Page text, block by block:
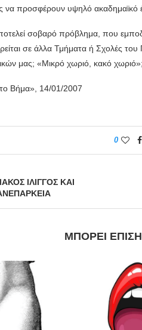
να προσφέρουν υψηλό ακαδημαϊκό
σοβαρό πρόβλημα, που
σε άλλα Τμήματα ή Σχολές
μας; «Μικρό χωριό, κακό χωριό»;
Βήμα», 14/01/2007
0
ΙΛΙΓΓΟΣ ΚΑΙ
ΜΠΟΡΕΊ